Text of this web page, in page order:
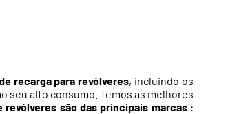
recarga para revólveres, incluindo os
alto consumo. Temos as melhores
são das principais marcas: